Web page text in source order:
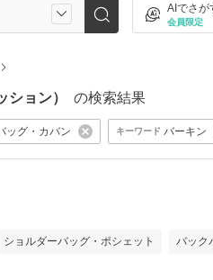
AIでさが
会員限定
ション） の検索結果
ッグ・カバン キーワード バーキン
ショルダーバッグ・ポシェット バック